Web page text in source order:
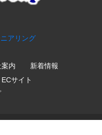
アリング
内
新着情報
ECサイト
Engineering. All Rights